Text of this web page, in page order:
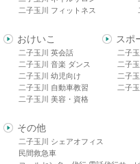
二子玉川 フィットネス
おけいこ
二子玉川 英会話
二子玉川 音楽 ダンス
二子玉川 幼児向け
二子玉川 自動車教習
二子玉川 美容・資格
スポ
二子
二子
二子
二子
その他
二子玉川 シェアオフィス
民間救急車